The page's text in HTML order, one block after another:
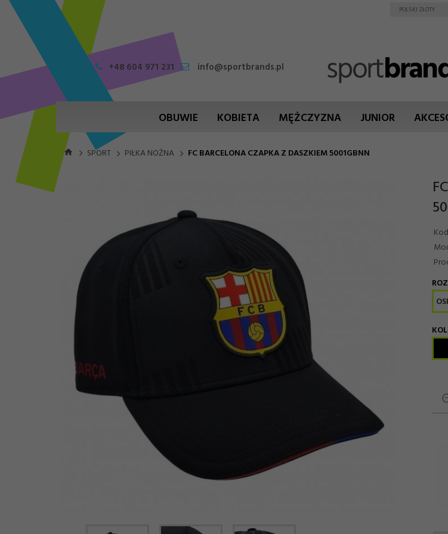
currency_h
POLSKI ZŁOTY
+48 604 971 231 info@sportbrands.pl
OBUWIE KOBIETA MĘŻCZYZNA JUNIOR
SPORT PIŁKA NOŻNA FC BARCELONA CZAPKA Z DASZKIEM 5001GBNN